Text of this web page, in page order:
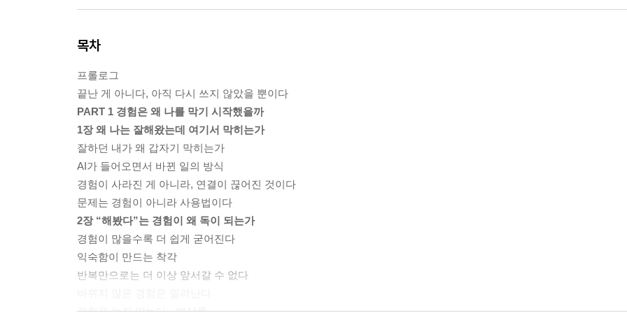
목차
프롤로그
끝난 게 아니다, 아직 다시 쓰지 않았을 뿐이다
PART 1 경험은 왜 나를 막기 시작했을까
1장 왜 나는 잘해왔는데 여기서 막히는가
잘하던 내가 왜 갑자기 막히는가
AI가 들어오면서 바뀐 일의 방식
경험이 사라진 게 아니라, 연결이 끊어진 것이다
문제는 경험이 아니라 사용법이다
2장 “해봤다”는 경험이 왜 독이 되는가
경험이 많을수록 더 쉽게 굳어진다
익숙함이 만드는 착각
반복만으로는 더 이상 앞서갈 수 없다